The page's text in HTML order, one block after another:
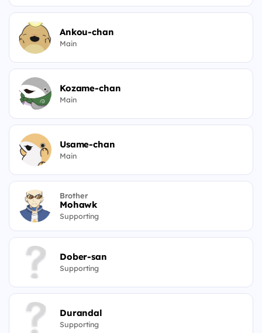
Ankou-chan
Main
Kozame-chan
Main
Usame-chan
Main
Brother
Mohawk
Supporting
Dober-san
Supporting
Durandal
Supporting